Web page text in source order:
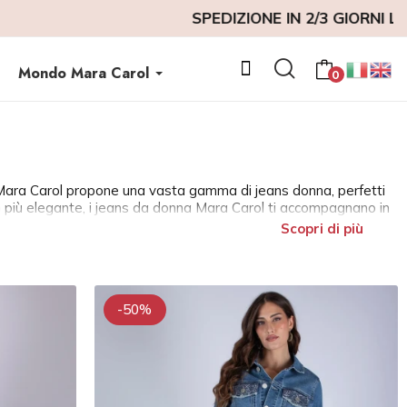
Mondo Mara Carol 0
Carol propone una vasta gamma di jeans donna, perfetti
elegante, i jeans da donna Mara Carol ti accompagnano in
donna può trovare il pantalone jeans donna che meglio
offrono una vestibilità perfetta e duratura, permettendoti di
a look casual che più formali. Abbinali a una camicia per un
Scopri di più
-50%